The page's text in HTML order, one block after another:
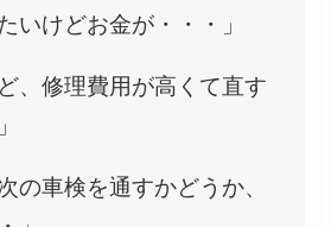
いけどお金が・・・」
、修理費用が高くて直す
の車検を通すかどうか、